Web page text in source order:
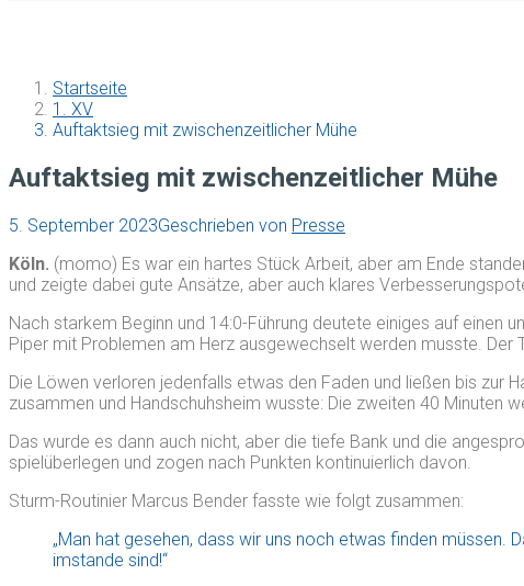
Startseite
1. XV
Auftaktsieg mit zwischenzeitlicher Mühe
Auftaktsieg mit zwischenzeitlicher Mühe
5. September 2023Geschrieben von Presse
Köln. (momo) Es war ein hartes Stück Arbeit, aber am Ende
und zeigte dabei gute Ansätze, aber auch klares
Nach starkem Beginn und 14:0-Führung deutete einiges auf einen
Piper mit Problemen am Herz ausgewechselt werden musste. Der
Die Löwen verloren jedenfalls etwas den Faden und ließen bis zur
zusammen und Handschuhsheim wusste: Die zweiten 40 Minuten
Das wurde es dann auch nicht, aber die tiefe Bank und die
spielüberlegen und zogen nach Punkten kontinuierlich davon.
Sturm-Routinier Marcus Bender fasste wie folgt zusammen:
„Man hat gesehen, dass wir uns noch etwas finden müssen.
imstande sind!“